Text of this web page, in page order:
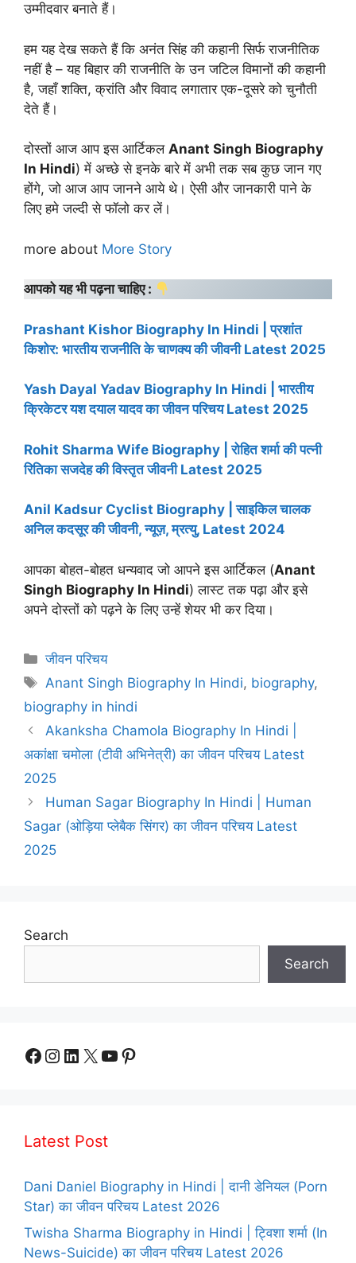
उम्मीदवार बनाते हैं।
हम यह देख सकते हैं कि अनंत सिंह की कहानी सिर्फ राजनीतिक
नहीं है – यह बिहार की राजनीति के उन जटिल विमानों की कहानी
है, जहाँ शक्ति, क्रांति और विवाद लगातार एक-दूसरे को चुनौती
देते हैं।
दोस्तों आज आप इस आर्टिकल Anant Singh Biography
In Hindi) में अच्छे से इनके बारे में अभी तक सब कुछ जान गए
होंगे, जो आज आप जानने आये थे। ऐसी और जानकारी पाने के
लिए हमे जल्दी से फॉलो कर लें।
more about More Story
आपको यह भी पढ़ना चाहिए :
Prashant Kishor Biography In Hindi | प्रशांत
किशोर: भारतीय राजनीति के चाणक्य की जीवनी Latest 2025
Yash Dayal Yadav Biography In Hindi | भारतीय
क्रिकेटर यश दयाल यादव का जीवन परिचय Latest 2025
Rohit Sharma Wife Biography | रोहित शर्मा की पत्नी
रितिका सजदेह की विस्तृत जीवनी Latest 2025
Anil Kadsur Cyclist Biography | साइकिल चालक
अनिल कदसूर की जीवनी, न्यूज़, म्रत्यु, Latest 2024
आपका बोहत-बोहत धन्यवाद जो आपने इस आर्टिकल (Anant
Singh Biography In Hindi) लास्ट तक पढ़ा और इसे
अपने दोस्तों को पढ़ने के लिए उन्हें शेयर भी कर दिया।
Categories
जीवन परिचय
Tags
Anant Singh Biography In Hindi, biography,
biography in hindi
Akanksha Chamola Biography In Hindi |
अकांक्षा चमोला (टीवी अभिनेत्री) का जीवन परिचय Latest
2025
Human Sagar Biography In Hindi | Human
Sagar (ओड़िया प्लेबैक सिंगर) का जीवन परिचय Latest
2025
Search
Search
Facebook
Instagram
LinkedIn
X YouTube
Pinterest
Latest Post
Dani Daniel Biography in Hindi | दानी डेनियल (Porn
Star) का जीवन परिचय Latest 2026
Twisha Sharma Biography in Hindi | ट्विशा शर्मा (In
News-Suicide) का जीवन परिचय Latest 2026